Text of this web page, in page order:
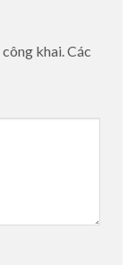
khai.Các